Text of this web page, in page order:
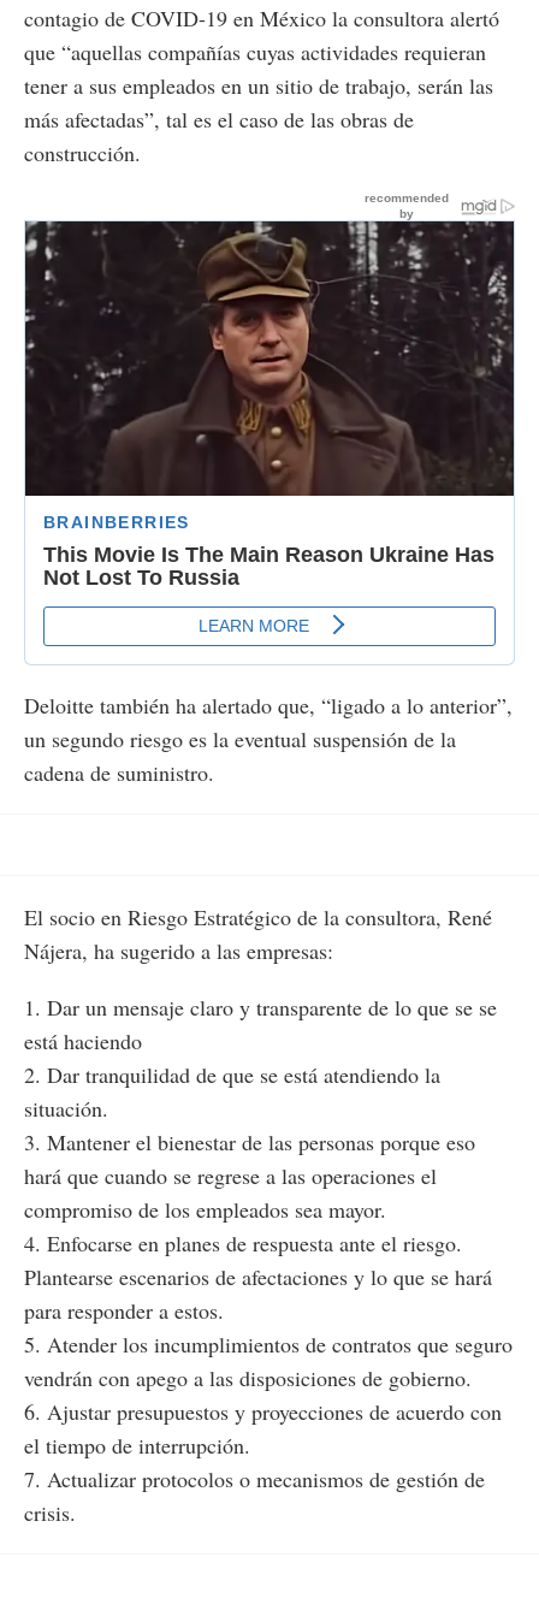
contagio de COVID-19 en México la consultora alertó
que “aquellas compañías cuyas actividades requieran
tener a sus empleados en un sitio de trabajo, serán las
más afectadas”, tal es el caso de las obras de
construcción.
Deloitte también ha alertado que, “ligado a lo anterior”,
un segundo riesgo es la eventual suspensión de la
cadena de suministro.
El socio en Riesgo Estratégico de la consultora, René
Nájera, ha sugerido a las empresas:
1. Dar un mensaje claro y transparente de lo que se se
está haciendo
2. Dar tranquilidad de que se está atendiendo la
situación.
3. Mantener el bienestar de las personas porque eso
hará que cuando se regrese a las operaciones el
compromiso de los empleados sea mayor.
4. Enfocarse en planes de respuesta ante el riesgo.
Plantearse escenarios de afectaciones y lo que se hará
para responder a estos.
5. Atender los incumplimientos de contratos que seguro
vendrán con apego a las disposiciones de gobierno.
6. Ajustar presupuestos y proyecciones de acuerdo con
el tiempo de interrupción.
7. Actualizar protocolos o mecanismos de gestión de
crisis.